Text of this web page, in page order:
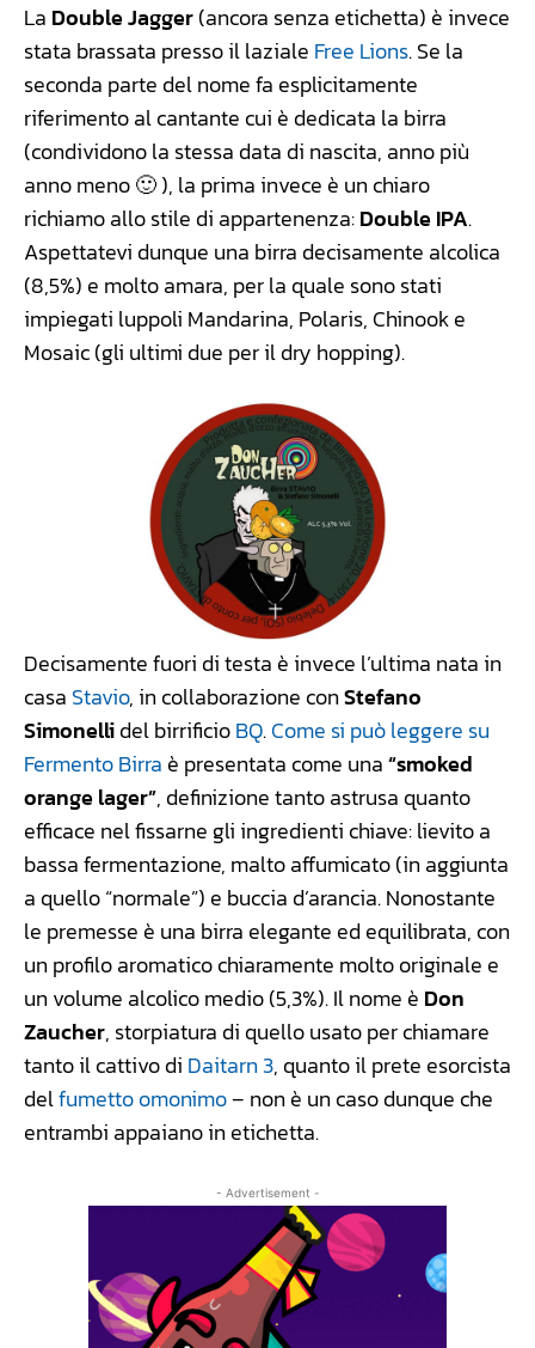
La Double Jagger(ancora senza etichetta) è invece
stata brassata presso il laziale Free Lions. Se la
seconda parte del nome fa esplicitamente
riferimento al cantante cui è dedicata la birra
(condividono la stessa data di nascita, anno più
anno meno 🙂 ), la prima invece è un chiaro
richiamo allo stile di appartenenza:Double IPA.
Aspettatevi dunque una birra decisamente alcolica
(8,5%) e molto amara, per la quale sono stati
impiegati luppoli Mandarina, Polaris, Chinook e
Mosaic (gli ultimi due per il dry hopping).
Decisamente fuori di testa è invece l’ultima nata in
casa Stavio, in collaborazione conStefano
Simonellidel birrificioBQ.Come si può leggere su
Fermento Birra è presentata come una“smoked
orange lager”, definizione tanto astrusa quanto
efficace nel fissarne gli ingredienti chiave: lievito a
bassa fermentazione, malto affumicato (in aggiunta
a quello “normale”) e buccia d’arancia. Nonostante
le premesse è una birra elegante ed equilibrata, con
un profilo aromatico chiaramente molto originale e
un volume alcolico medio (5,3%). Il nome è Don
Zaucher, storpiatura di quello usato per chiamare
tanto il cattivo di Daitarn 3, quanto il prete esorcista
delfumetto omonimo– non è un caso dunque che
entrambi appaiano in etichetta.
- Advertisement -